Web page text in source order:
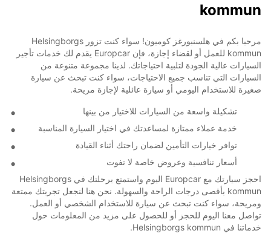
kommun
مرحبا بكم في هلسنبورغز كوميون! سواء كنت تزور Helsingborgs
kommun للعمل أو لقضاء إجازة، فإن Europcar يقدم لك خدمات تأجير
السيارات عالية الجودة لتلبية احتياجاتك. لدينا مجموعة متنوعة من
السيارات التي تناسب جميع الاحتياجات، سواء كنت تبحث عن سيارة
صغيرة للاستخدام اليومي أو سيارة عائلية لإجازة مريحة.
تشكيلة واسعة من السيارات للاختيار من بينها
خدمة عملاء ممتازة لمساعدتك في اختيار السيارة المناسبة
توافر خيارات التأمين لضمان راحتك أثناء القيادة
أسعار تنافسية وعروض خاصة لا تفوت
احجز سيارتك مع Europcar اليوم واستمتع برحلتك في Helsingborgs
kommun بأقصى درجات الراحة والسهولة. نحن هنا لنجعل تجربتك ممتعة
ومريحة، سواء كنت تبحث عن سيارة للاستخدام الشخصي أو العمل.
تواصل معنا اليوم للحجز أو للحصول على مزيد من المعلومات حول
خدماتنا في Helsingborgs kommun.